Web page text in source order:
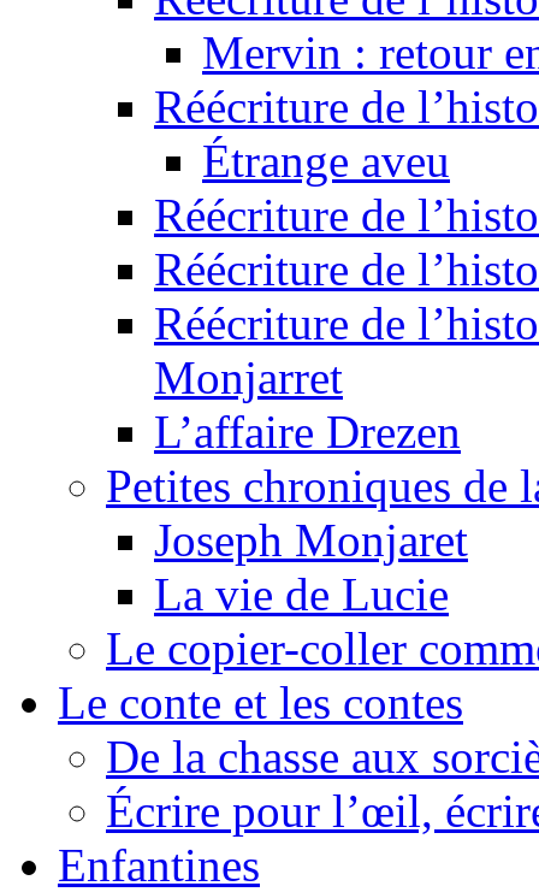
Mervin : retour
Réécriture de
Étrange aveu
Réécriture de
Réécriture de
Réécriture de
Monjarret
L’affaire Drezen
Petites chroniques de
Joseph Monjaret
La vie de Lucie
Le copier-coller
Le conte et les contes
De la chasse aux
Écrire pour l’œil,
Enfantines